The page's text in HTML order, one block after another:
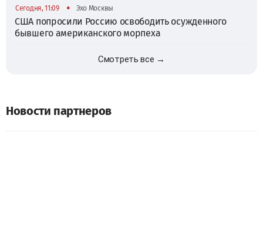
Сегодня, 11:09 • Эхо Москвы
США попросили Россию освободить осужденного
бывшего американского морпеха
Смотреть все →
Новости партнеров